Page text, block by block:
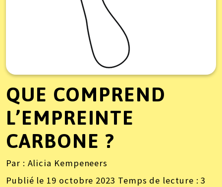
QUE COMPREND
L’EMPREINTE
CARBONE ?
Par : Alicia Kempeneers
Publié le 19 octobre 2023 Temps de lecture : 3